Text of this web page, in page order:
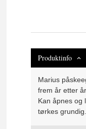
Produktinfo
Marius
frem år etter
Kan åpnes og
tørkes